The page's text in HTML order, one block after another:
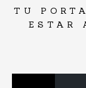
TU
ESTAR